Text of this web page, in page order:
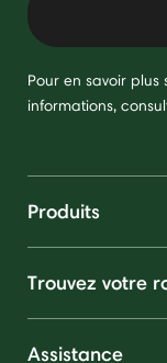
Pour en savoir plus
informations,
Produits
Trouvez votre
Assistance